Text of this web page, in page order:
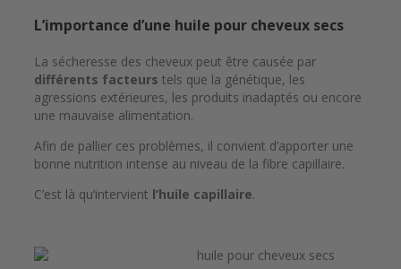
L’importance d’une huile pour cheveux secs
La sécheresse des cheveux peut être causée par
différents facteurs tels que la génétique, les
agressions extérieures, les produits inadaptés ou encore
une mauvaise alimentation.
Afin de pallier ces problèmes, il convient d’apporter une
bonne nutrition intense au niveau de la fibre capillaire.
C’est là qu’intervient l’huile capillaire.